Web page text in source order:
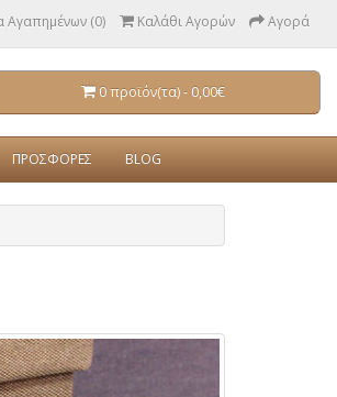
Αγαπημένων (0) Καλάθι Αγορών Αγορά
0 προϊόν(τα) - 0,00€
ΠΡΟΣΦΟΡΕΣ BLOG